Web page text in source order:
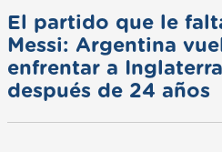
El partido que le
Messi: Argentina
enfrentar a Inglaterra
después de 24 años